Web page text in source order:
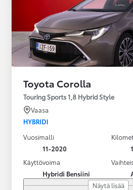
Toyota Corolla
Touring Sports 1,8 Hybrid Style
Vaasa
HYBRIDI
Vuosimalli
11-2020
Käyttövoima
Hybridi Bensiini
Näytä lisää